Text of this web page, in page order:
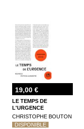
19,00 €
LE TEMPS DE
L'URGENCE
CHRISTOPHE BOUTON
DISPONIBLE